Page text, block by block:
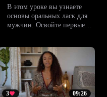
В этом уроке вы узнаете
основы оральных ласк для
мужчин. Освойте первые
наладьте доверие и
получите полезные советы
для вашего комфорта.
09:26
3